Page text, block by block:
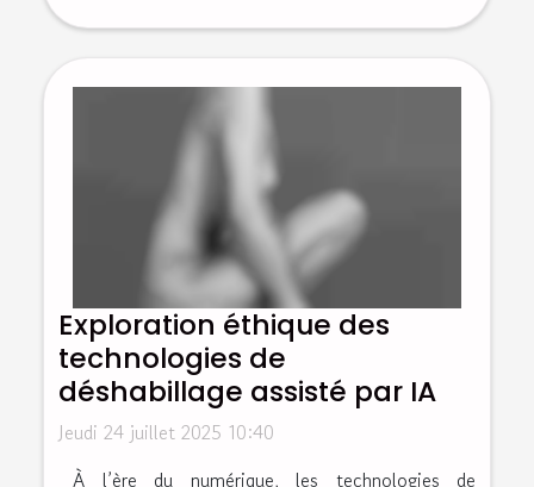
Exploration éthique des
technologies de
déshabillage assisté par IA
Jeudi 24 juillet 2025 10:40
À l’ère du numérique, les technologies de